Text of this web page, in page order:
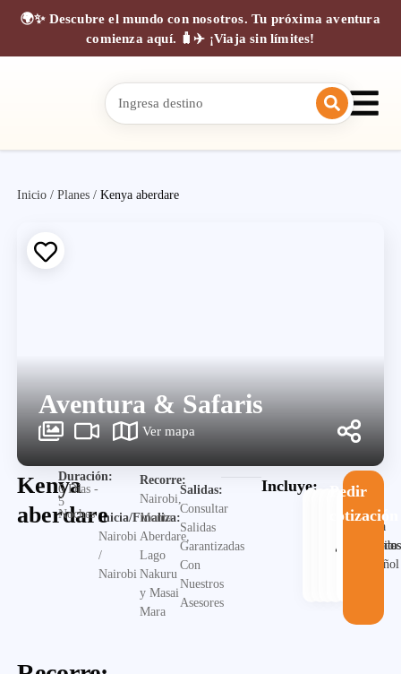
🌍✨ Descubre el mundo con nosotros. Tu próxima aventura
comienza aquí. 🧳✈️ ¡Viaja sin límites!
Inicio /Planes /Kenya aberdare
Aventura & Safaris
Ver mapa
Kenya
aberdare
Duración:
6 Días -
5
Noches Inicia/Finaliza:
Nairobi
/
Nairobi
Recorre:
Nairobi,
Monte
Aberdare,
Lago
Nakuru
y Masai
Mara
Salidas:
Consultar
Salidas
Garantizadas
Con
Nuestros
Asesores
Incluye:
Alojamiento
Desayuno
Traslados
Guia
español
Visitas
Pedir
cotización